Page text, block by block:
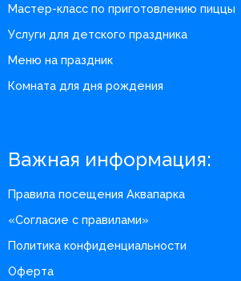
Мастер-класс по приготовлению пиццы
Услуги для детского праздника
Меню на праздник
Комната для дня рождения
Важная информация:
Правила посещения Аквапарка
«Согласие с правилами»
Политика конфиденциальности
Оферта